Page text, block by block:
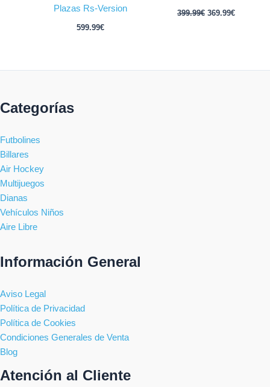
Plazas Rs-Version
599.99€
399.99€ 369.99€
Categorías
Futbolines
Billares
Air Hockey
Multijuegos
Dianas
Vehículos Niños
Aire Libre
Información General
Aviso Legal
Política de Privacidad
Política de Cookies
Condiciones Generales de Venta
Blog
Atención al Cliente